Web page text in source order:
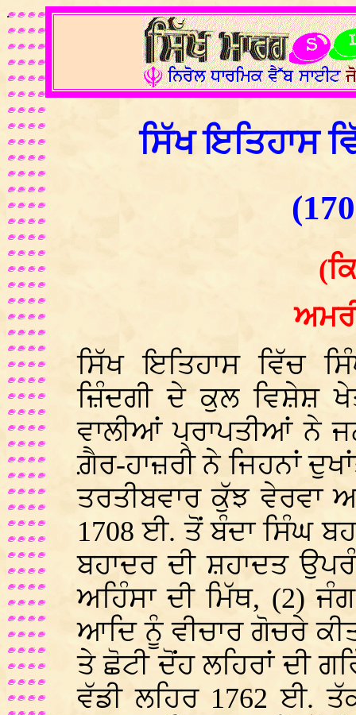
.
ਸਿੱਖ ਇਤਿਹਾਸ
ਸਿੱਖ ਇਤਿਹਾਸ ਵਿੱਚ
ਜ਼ਿੰਦਗੀ ਦੇ ਕੁਲ ਵਿਸ਼ੇਸ਼
ਵਾਲੀਆਂ ਪ੍ਰਾਪਤੀਆਂ ਨੇ
ਗ਼ੈਰ-ਹਾਜ਼ਰੀ ਨੇ ਜਿਹਨਾਂ
ਤਰਤੀਬਵਾਰ ਕੁੱਝ ਵੇਰਵਾ
1708 ਈ. ਤੋਂ ਬੰਦਾ ਸਿੰਘ
ਬਹਾਦਰ ਦੀ ਸ਼ਹਾਦਤ
ਅਹਿੰਸਾ ਦੀ ਮਿੱਥ, (2)
ਆਦਿ ਨੂੰ ਵੀਚਾਰ ਗੋਚਰੇ
ਤੇ ਛੋਟੀ ਦੋਂਹ ਲਹਿਰਾਂ ਦੀ
ਵੱਡੀ ਲਹਿਰ 1762 ਈ.